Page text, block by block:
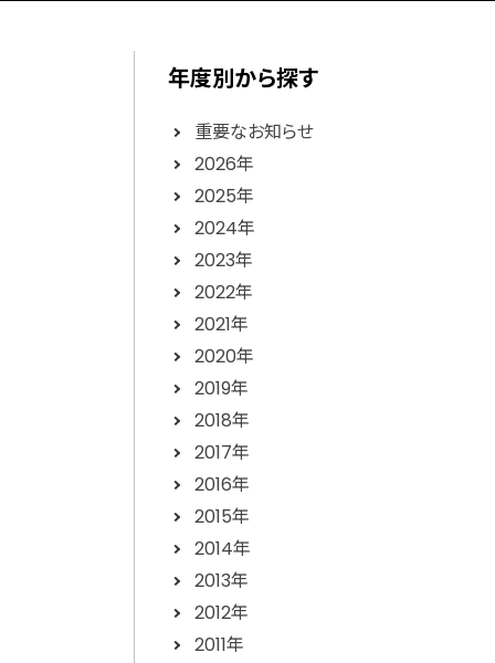
年度別から探す
重要なお知らせ
2026年
2025年
2024年
2023年
2022年
2021年
2020年
2019年
2018年
2017年
2016年
2015年
2014年
2013年
2012年
2011年